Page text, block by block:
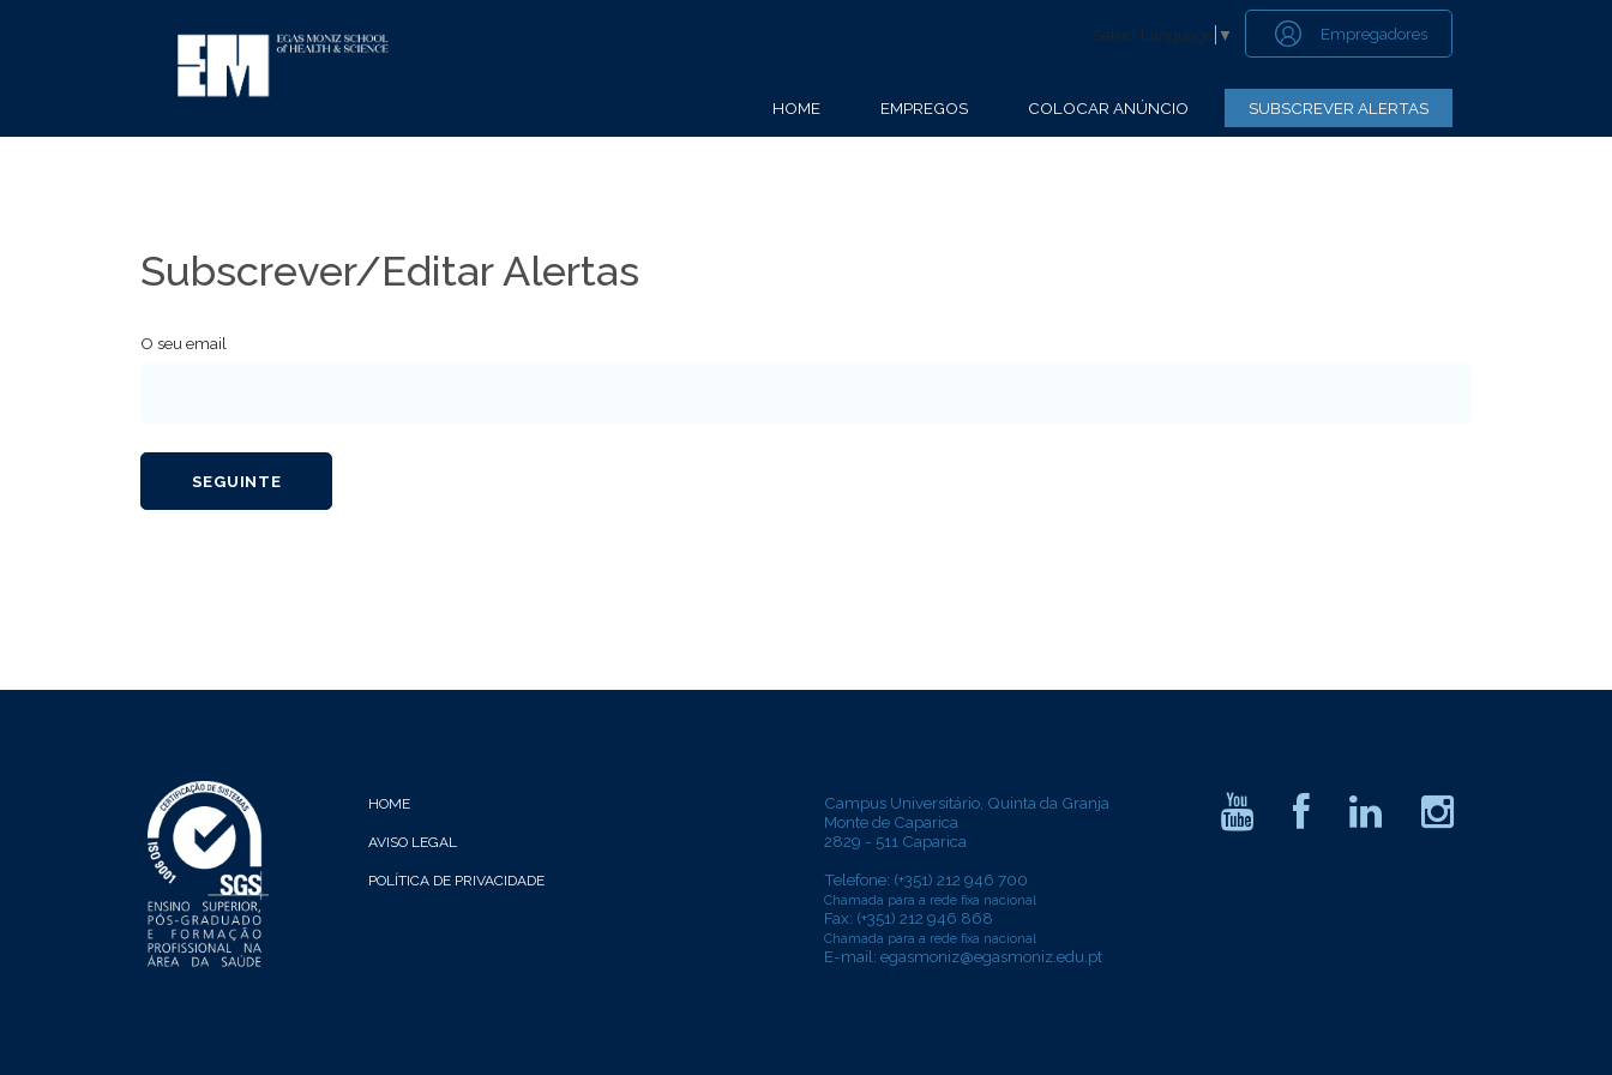
Select Language ▼ Empregadores
HOME EMPREGOS COLOCAR ANÚNCIO SUBSCREVER ALERTAS
Subscrever/Editar Alertas
O seu email
SEGUINTE
HOME
AVISO LEGAL
POLÍTICA DE PRIVACIDADE
Campus Universitário, Quinta da Granja
Monte de Caparica
2829 - 511 Caparica
Telefone: (+351) 212 946 700
Chamada para a rede fixa nacional
Fax: (+351) 212 946 868
Chamada para a rede fixa nacional
E-mail: egasmoniz@egasmoniz.edu.pt